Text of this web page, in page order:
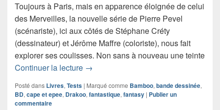
Toujours à Paris, mais en apparence éloignée de celui
des Merveilles, la nouvelle série de Pierre Pevel
(scénariste), ici aux côtés de Stéphane Créty
(dessinateur) et Jérôme Maffre (coloriste), nous fait
explorer ses coulisses. Non sans à nouveau une teinte
Continuer la lecture Chronique bande dessinée Gueule-
→
Posté dans Livres, Tests | Marqué comme Bamboo, bande dessinée,
BD, cape et epee, Drakoo, fantastique, fantasy | Publier un
commentaire